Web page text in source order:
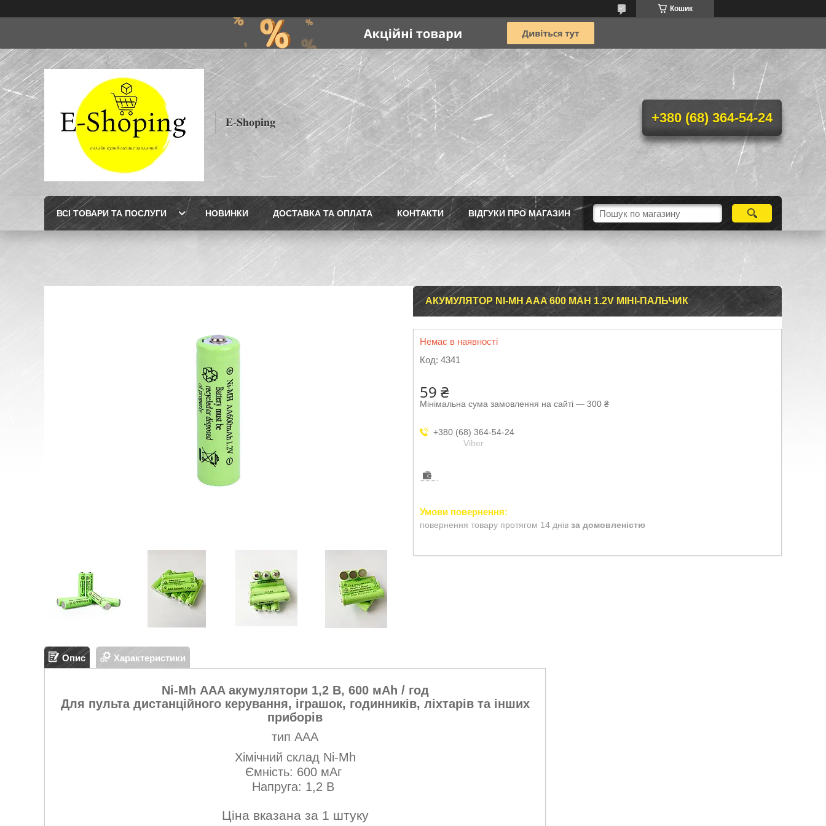
Кошик
𝐄-𝐒𝐡𝐨𝐩𝐢𝐧𝐠 +380 (68) 364-54-24
ВСІ ТОВАРИ ТА ПОСЛУГИ НОВИНКИ ДОСТАВКА ТА ОПЛАТА КОНТАКТИ ВІДГУКИ ПРО МАГАЗИН
АКУМУЛЯТОР NI-MH AAA 600 MAH 1.2V МІНІ-ПАЛЬЧИК
Немає в наявності
Код: 4341
59 ₴
Мінімальна сума замовлення на сайті — 300 ₴
+380 (68) 364-54-24
Viber
повернення товару протягом 14 днів за домовленістю
Опис Характеристики
Ni-Mh AAA акумулятори 1,2 В, 600 мАh / год
Для пульта дистанційного керування, іграшок, годинників, ліхтарів та інших
приборів
тип ААА
Хімічний склад Ni-Mh
Ємність: 600 мАг
Напруга: 1,2 В
Ціна вказана за 1 штуку